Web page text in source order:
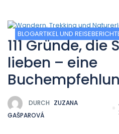
BLOGARTIKEL UND
111 Gründe, die
lieben – eine
DURCH ZUZANA
GAŠPAROVÁ